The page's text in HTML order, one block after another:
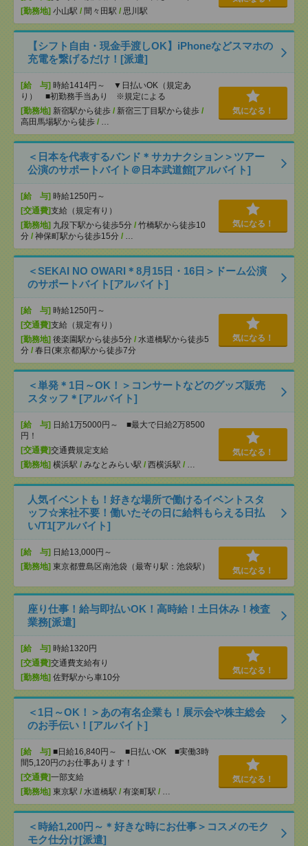
[勤務地] 小山駅 / 間々田駅 / 思川駅
【シフト自由・現金手渡しOK】iPhoneなどスマホの
充電を繋げるだけ！[派遣]
[給 与] 時給1414円～ ▼日払いOK（規定あ
り） ■初勤務手当あり ※規定による
[勤務地] 新宿駅から徒歩 / 新宿三丁目駅から徒歩 /
高田馬場駅から徒歩 / …
気になる！
＜日本を代表するバンド＊サカナクション＞ツアー
公演のサポートバイト＠日本武道館[アルバイト]
[給 与] 時給1250円～
[交通費]支給（規定有り）
[勤務地] 九段下駅から徒歩5分 / 竹橋駅から徒歩10
分 / 神保町駅から徒歩15分 / …
気になる！
＜SEKAI NO OWARI＊8月15日・16日＞ドーム公演
のサポートバイト[アルバイト]
[給 与] 時給1250円～
[交通費]支給（規定有り）
[勤務地] 後楽園駅から徒歩5分 / 水道橋駅から徒歩5
分 / 春日(東京都)駅から徒歩7分
気になる！
＜単発＊1日～OK！＞コンサートなどのグッズ販売
スタッフ＊[アルバイト]
[給 与] 日給1万5000円～ ■最大で日給2万8500
円！
[交通費]交通費規定支給
[勤務地] 横浜駅 / みなとみらい駅 / 西横浜駅 / …
気になる！
人気イベントも！好きな場所で働けるイベントスタ
ッフ☆来社不要！働いたその日に給料もらえる日払
い/T1[アルバイト]
[給 与] 日給13,000円～
[勤務地] 東京都豊島区南池袋（最寄り駅：池袋駅） 気になる！
座り仕事！給与即払いOK！高時給！土日休み！検査
業務[派遣]
[給 与] 時給1320円
[交通費]交通費支給有り
[勤務地] 佐野駅から車10分
気になる！
＜1日～OK！＞あの有名企業も！展示会や株主総会
のお手伝い！[アルバイト]
[給 与] ■日給16,840円～ ■日払いOK ■実働3時
間5,120円のお仕事あります！
[交通費]一部支給
[勤務地] 東京駅 / 水道橋駅 / 有楽町駅 / …
気になる！
＜時給1,200円～＊好きな時にお仕事＞コスメのモク
モク仕分け[派遣]